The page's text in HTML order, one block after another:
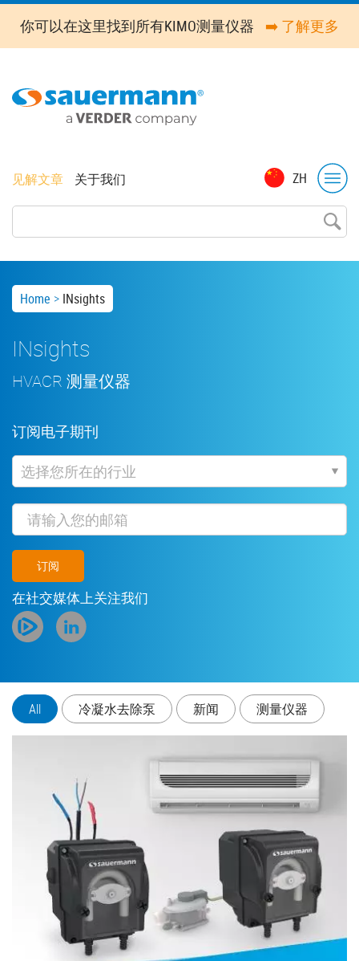
Skip
main
你可以在这里找到所有KIMO测量仪器 ➡️ 了解更多
ZH
Top
见解文章 关于我们
Breadcrumb
Home INsights
INsights
HVACR 测量仪器
订阅电子期刊
行
业
Email
在社交媒体上关注我们
All 冷凝水去除泵 新闻 测量仪器